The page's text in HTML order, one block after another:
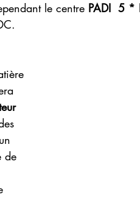
le centre PADI  5 *
de